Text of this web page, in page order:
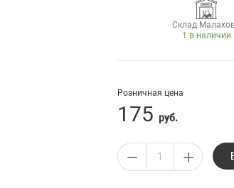
Склад
1 в наличии
Розничная цена
175 руб.